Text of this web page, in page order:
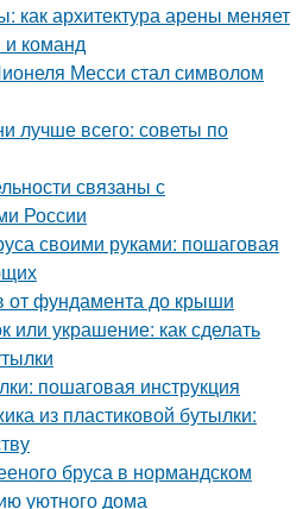
как архитектура арены меняет
команд
Месси стал символом
лучше всего: советы по
связаны с
России
своими руками: пошаговая
от фундамента до крыши
или украшение: как сделать
пошаговая инструкция
из пластиковой бутылки:
бруса в нормандском
уютного дома